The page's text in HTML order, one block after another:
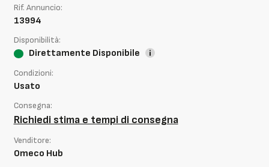
Rif. Annuncio:
13994
Disponibilità:
Direttamente Disponibile
Condizioni:
Usato
Consegna:
Richiedi stima e tempi di consegna
Venditore:
Omeco Hub